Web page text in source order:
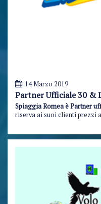
14 Marzo 2019
Partner Ufficiale 30 &
Spiaggia Romea è Partner
riserva ai suoi clienti prezzi